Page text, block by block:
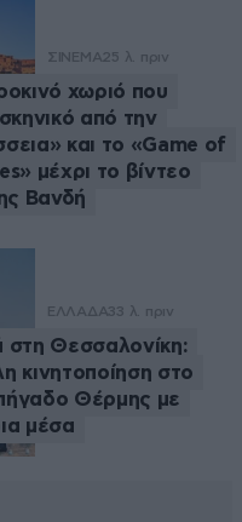
ΣΙΝΕΜΑ25 λ. πριν
χωριό που
από την
και το «Game of
μέχρι το βίντεο
Βανδή
ΕΛΛΑΔΑ33 λ. πριν
στη Θεσσαλονίκη:
κινητοποίηση στο
Θέρμης με
μέσα